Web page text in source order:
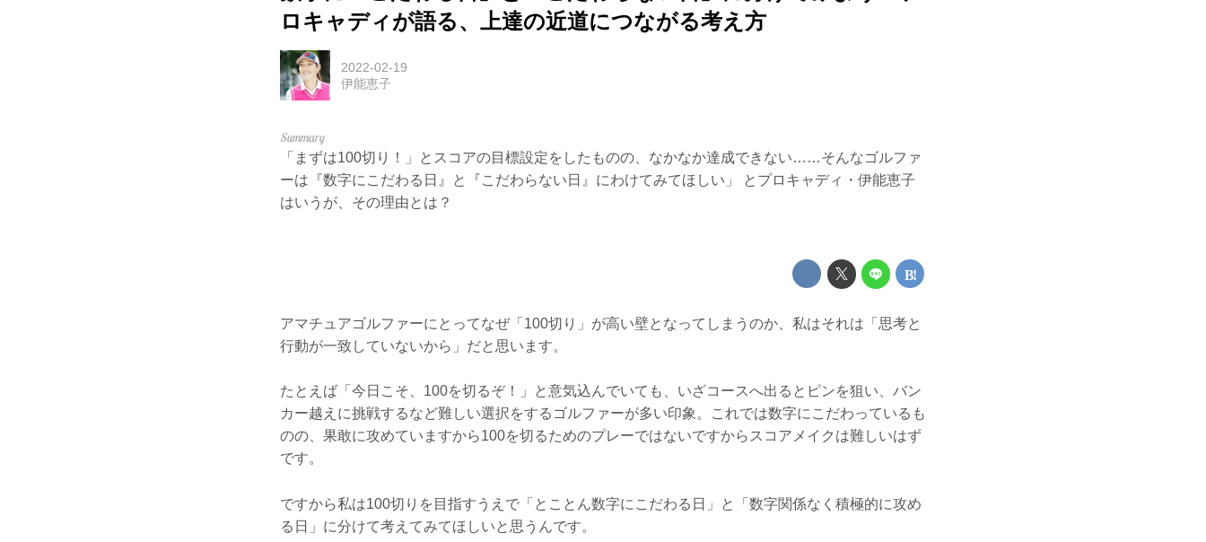
ロキャディが語る、上達の近道につながる考え方
2022-02-19
伊能恵子
「まずは100切り！」とスコアの目標設定をしたものの、なかなか達成できない……そんなゴルファ
ーは『数字にこだわる日』と『こだわらない日』にわけてみてほしい」 とプロキャディ・伊能恵子
はいうが、その理由とは？
アマチュアゴルファーにとってなぜ「100切り」が高い壁となってしまうのか、私はそれは「思考と
行動が一致していないから」だと思います。
たとえば「今日こそ、100を切るぞ！」と意気込んでいても、いざコースへ出るとピンを狙い、バン
カー越えに挑戦するなど難しい選択をするゴルファーが多い印象。これでは数字にこだわっているも
のの、果敢に攻めていますから100を切るためのプレーではないですからスコアメイクは難しいはず
です。
ですから私は100切りを目指すうえで「とことん数字にこだわる日」と「数字関係なく積極的に攻め
る日」に分けて考えてみてほしいと思うんです。